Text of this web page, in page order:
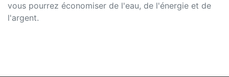
vous pourrez économiser de l'eau, de l'énergie et de
l'argent.